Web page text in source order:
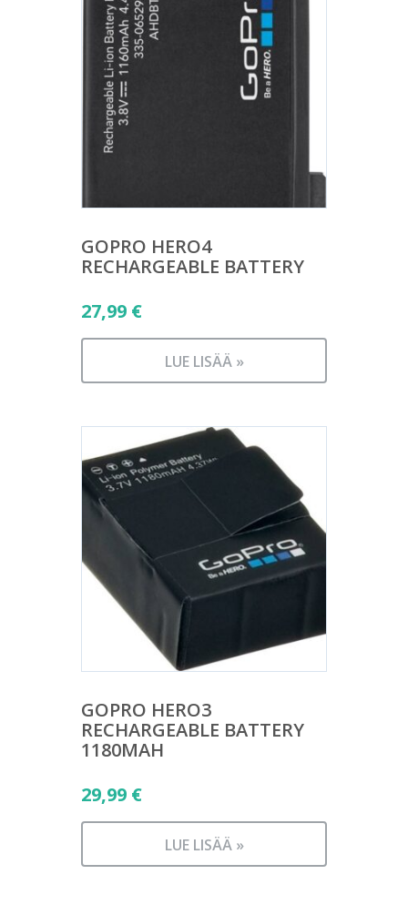
GOPRO HERO4
RECHARGEABLE BATTERY
27,99 €
LUE LISÄÄ »
GOPRO HERO3
RECHARGEABLE BATTERY
1180MAH
29,99 €
LUE LISÄÄ »